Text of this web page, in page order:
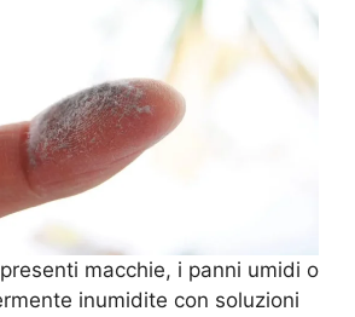
macchie, i panni umidi o
inumidite con soluzioni